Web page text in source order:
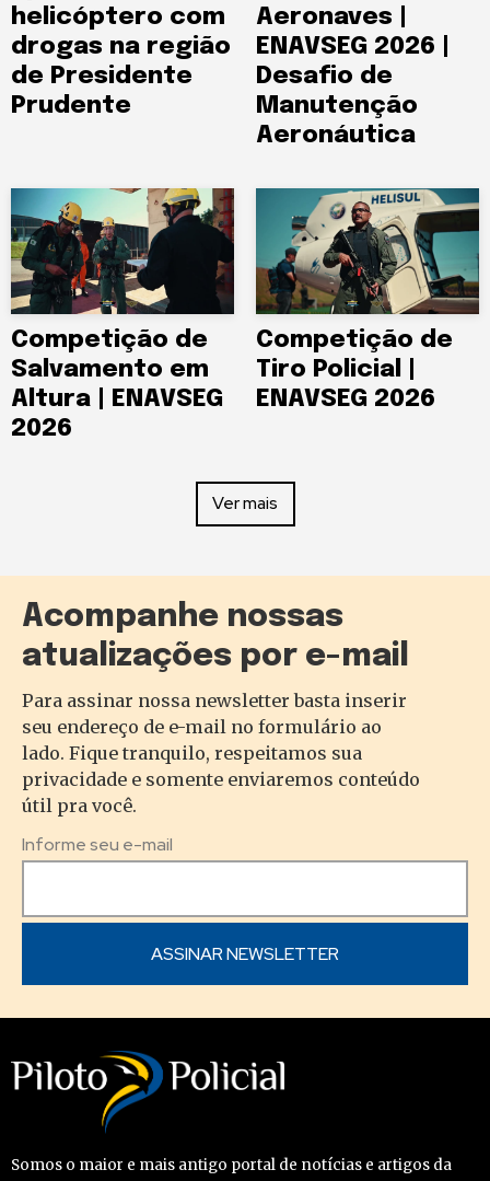
helicóptero com
drogas na região
de Presidente
Prudente
Aeronaves |
ENAVSEG 2026 |
Desafio de
Manutenção
Aeronáutica
Competição de
Salvamento em
Altura | ENAVSEG
2026
Competição de
Tiro Policial |
ENAVSEG 2026
Ver mais
Acompanhe nossas
atualizações por e-mail
Para assinar nossa newsletter basta inserir
seu endereço de e-mail no formulário ao
lado. Fique tranquilo, respeitamos sua
privacidade e somente enviaremos conteúdo
útil pra você.
Informe seu e-mail
Somos o maior e mais antigo portal de notícias e artigos da